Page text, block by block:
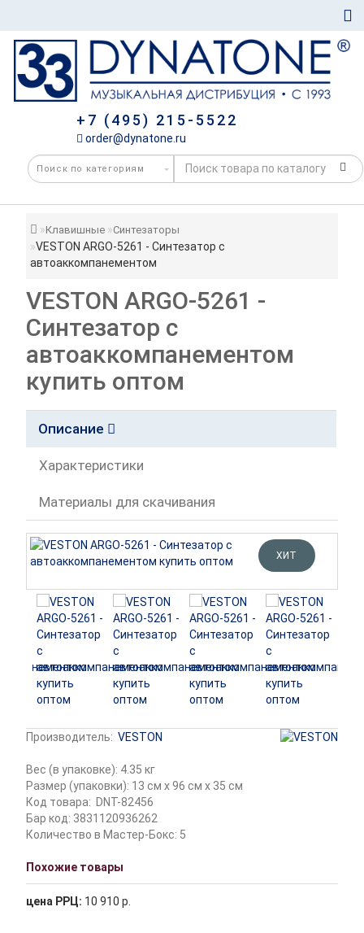
+7 (495) 215-5522
order@dynatone.ru
Клавишные Синтезаторы
VESTON ARGO-5261 - Синтезатор с
автоаккомпанементом
VESTON ARGO-5261 -
Синтезатор с
автоаккомпанементом
купить оптом
Описание
Характеристики
Материалы для скачивания
ХИТ
Производитель: VESTON
Вес (в упаковке): 4.35 кг
Размер (упаковки): 13 см x 96 см x 35 см
Код товара: DNT-82456
Бар код: 3831120936262
Количество в Мастер-Бокс: 5
Похожие товары
цена РРЦ: 10 910 р.